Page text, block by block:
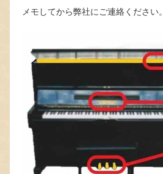
メモしてから弊社にご連絡ください。